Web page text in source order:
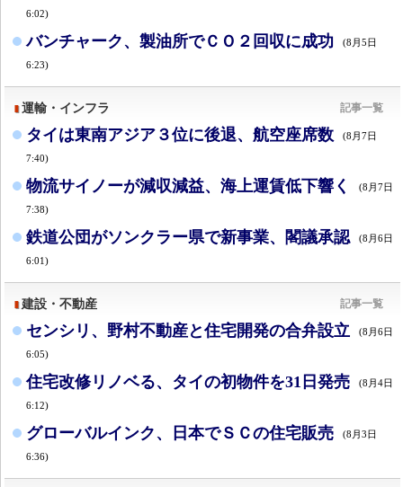
6:02)
バンチャーク、製油所でＣＯ２回収に成功 (8月5日
6:23)
運輸・インフラ 記事一覧
タイは東南アジア３位に後退、航空座席数 (8月7日
7:40)
物流サイノーが減収減益、海上運賃低下響く (8月7日
7:38)
鉄道公団がソンクラー県で新事業、閣議承認 (8月6日
6:01)
建設・不動産 記事一覧
センシリ、野村不動産と住宅開発の合弁設立 (8月6日
6:05)
住宅改修リノベる、タイの初物件を31日発売 (8月4日
6:12)
グローバルインク、日本でＳＣの住宅販売 (8月3日
6:36)